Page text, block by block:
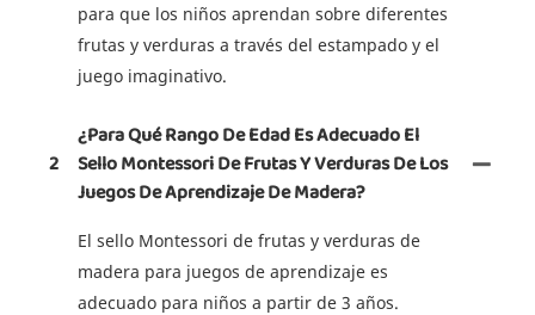
para que los niños aprendan sobre diferentes
frutas y verduras a través del estampado y el
juego imaginativo.
2
¿Para Qué Rango De Edad Es Adecuado El
Sello Montessori De Frutas Y Verduras De Los
Juegos De Aprendizaje De Madera?
El sello Montessori de frutas y verduras de
madera para juegos de aprendizaje es
adecuado para niños a partir de 3 años.